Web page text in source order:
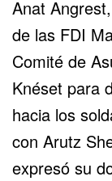
Anat
de las FDI
Comité de
Knéset para
hacia los
con Arutz
expresó su